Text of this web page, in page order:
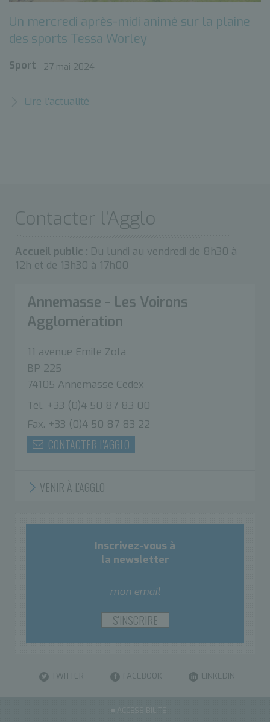
Un mercredi après-midi animé sur la plaine
des sports Tessa Worley
Sport 27 mai 2024
Lire l’actualité
Contacter l’Agglo
Accueil public : Du lundi au vendredi de 8h30 à
12h et de 13h30 à 17h00
Annemasse - Les Voirons
Agglomération
11 avenue Emile Zola
BP 225
74105 Annemasse Cedex
Tél. +33 (0)4 50 87 83 00
Fax. +33 (0)4 50 87 83 22
CONTACTER L'AGGLO
VENIR À L'AGGLO
Inscrivez-vous à
la newsletter
TWITTER FACEBOOK LINKEDIN
ACCESSIBILITÉ